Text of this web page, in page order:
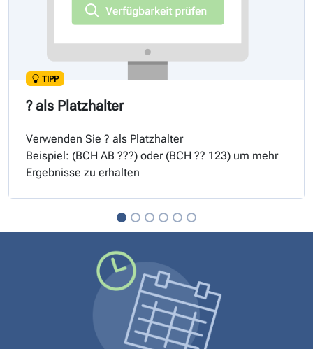
TIPP
? als Platzhalter
Verwenden Sie ? als Platzhalter
Beispiel: (BCH AB ???) oder (BCH ?? 123) um mehr
Ergebnisse zu erhalten